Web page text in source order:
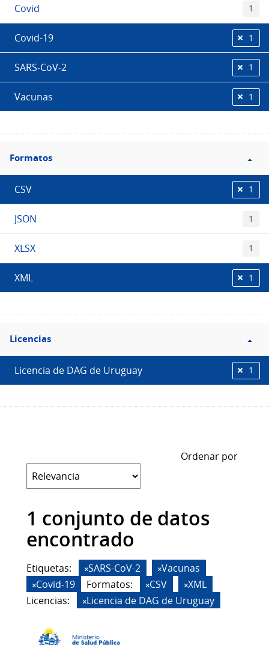
Covid 1
Covid-19 1
SARS-CoV-2 1
Vacunas 1
Filtro
Formatos
Formatos
CSV 1
JSON 1
XLSX 1
XML 1
Filtro
Licencias
Licencias
Licencia de DAG de Uruguay 1
Ordenar por
1 conjunto de datos
encontrado
Etiquetas: SARS-CoV-2
Vacunas
Covid-19
Formatos: CSV
XML
Licencias:
Licencia de DAG de Uruguay